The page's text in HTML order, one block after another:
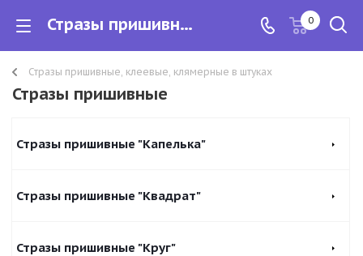
Стразы пришивные 0
Стразы пришивные, клеевые, клямерные в штуках
Стразы пришивные
Стразы пришивные "Капелька"
Стразы пришивные "Квадрат"
Стразы пришивные "Круг"